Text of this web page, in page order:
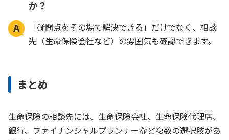
か？
「疑問点をその場で解決できる」だけでなく、相談
先（生命保険会社など）の雰囲気も確認できます。
まとめ
生命保険の相談先には、生命保険会社、生命保険代理店、
銀行、ファイナンシャルプランナーなど複数の選択肢があ